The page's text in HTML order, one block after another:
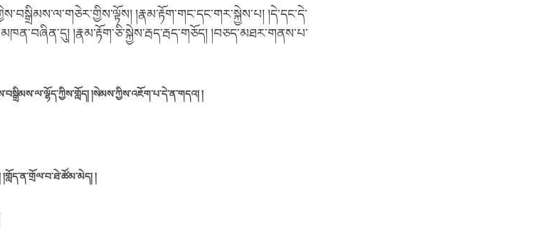
།རྣམ་རྟོག་གང་དང་གར་སྐྱེས་པ། །དེ་དང་དེ་
།རྣམ་རྟོག་ཅི་སྐྱེས་རྦད་རྦད་གཅོད། །བཅད་མཐར་གནས་པ་
།སེམས་ཀྱིས་འཇོག་པ་དེ་ན་གདའ། །
།